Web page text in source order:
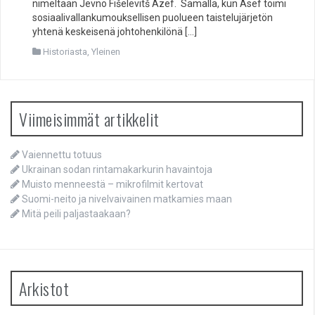
nimeltään Jevno Fišelevitš Azef. Samalla, kun Asef toimi
sosiaalivallankumouksellisen puolueen taistelujärjetön
yhtenä keskeisenä johtohenkilönä […]
Historiasta Yleinen
Viimeisimmät artikkelit
Vaiennettu totuus
Ukrainan sodan rintamakarkurin havaintoja
Muisto menneestä – mikrofilmit kertovat
Suomi-neito ja nivelvaivainen matkamies maan
Mitä peili paljastaakaan?
Arkistot